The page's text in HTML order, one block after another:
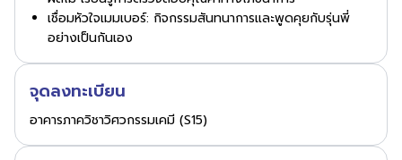
เชื่อมหัวใจเมมเบอร์: กิจกรรมสันทนาการและพูดคุยกับรุ่นพี่
อย่างเป็นกันเอง
จุดลงทะเบียน
อาคารภาควิชาวิศวกรรมเคมี (S15)